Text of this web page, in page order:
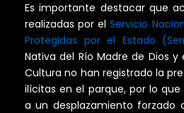
Es importante destacar que
realizadas por elServicio
Protegidas por el Estado
Nativa del Río Madre de Dios y
Cultura no han registrado la
ilícitas en el parque, por lo
a un desplazamiento forzado